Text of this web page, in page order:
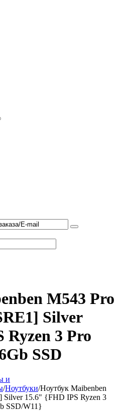
M543 Pro
Silver
Ryzen 3 Pro
SSD
и
/Ноутбуки/Ноутбук Maibenben
Silver 15.6" {FHD IPS Ryzen 3
SSD/W11}